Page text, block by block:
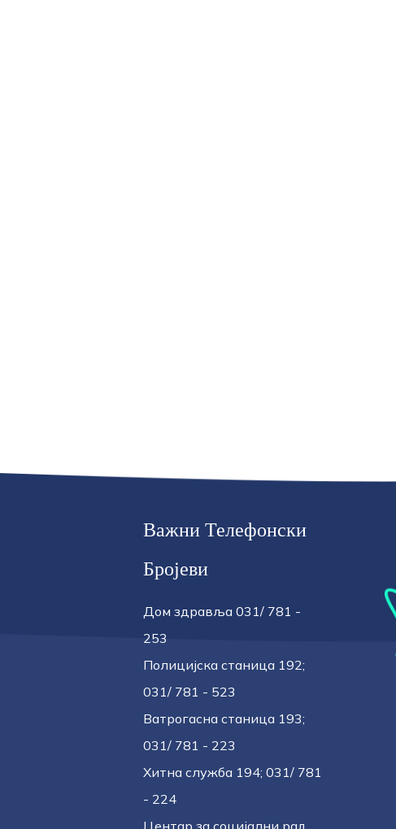
Важни Телефонски
Бројеви
Дом здравља 031/ 781 -
253
Полицијска станица 192;
031/ 781 - 523
Ватрогасна станица 193;
031/ 781 - 223
Хитна служба 194; 031/ 781
- 224
Центар за социјални рад